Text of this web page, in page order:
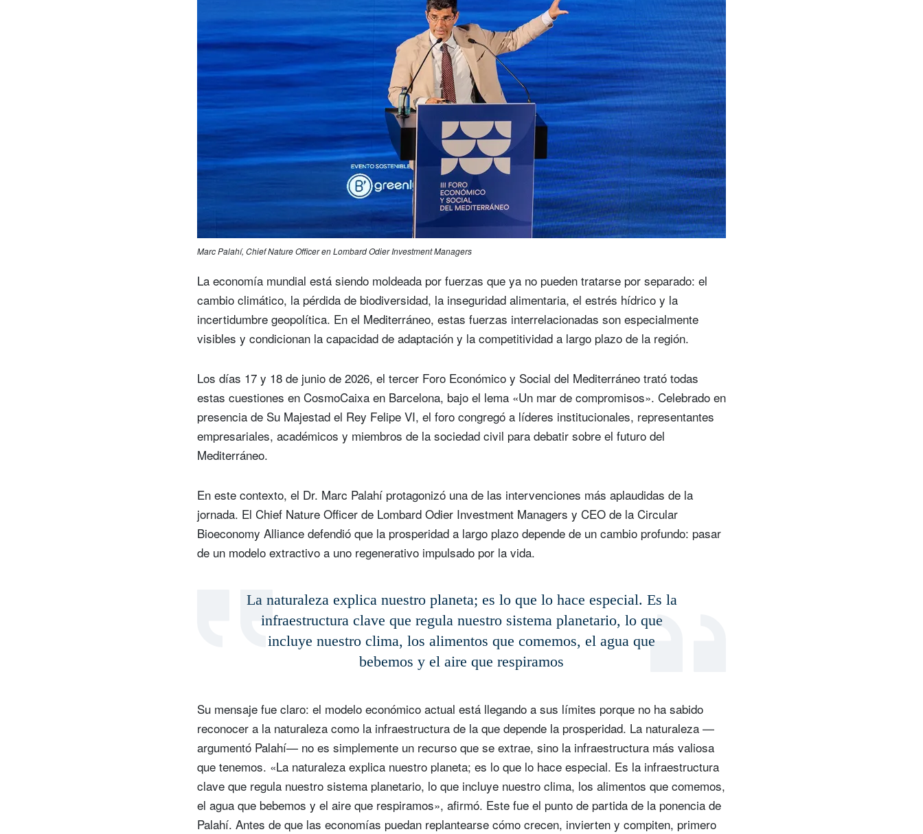
Marc Palahí, Chief Nature Officer en Lombard Odier Investment Managers
La economía mundial está siendo moldeada por fuerzas que ya no pueden tratarse por separado: el
cambio climático, la pérdida de biodiversidad, la inseguridad alimentaria, el estrés hídrico y la
incertidumbre geopolítica. En el Mediterráneo, estas fuerzas interrelacionadas son especialmente
visibles y condicionan la capacidad de adaptación y la competitividad a largo plazo de la región.
Los días 17 y 18 de junio de 2026, el tercer Foro Económico y Social del Mediterráneo trató todas
estas cuestiones en CosmoCaixa en Barcelona, bajo el lema «Un mar de compromisos». Celebrado en
presencia de Su Majestad el Rey Felipe VI, el foro congregó a líderes institucionales, representantes
empresariales, académicos y miembros de la sociedad civil para debatir sobre el futuro del
Mediterráneo.
En este contexto, el Dr. Marc Palahí protagonizó una de las intervenciones más aplaudidas de la
jornada. El Chief Nature Officer de Lombard Odier Investment Managers y CEO de la Circular
Bioeconomy Alliance defendió que la prosperidad a largo plazo depende de un cambio profundo: pasar
de un modelo extractivo a uno regenerativo impulsado por la vida.
La naturaleza explica nuestro planeta; es lo que lo hace especial. Es la
infraestructura clave que regula nuestro sistema planetario, lo que
incluye nuestro clima, los alimentos que comemos, el agua que
bebemos y el aire que respiramos
Su mensaje fue claro: el modelo económico actual está llegando a sus límites porque no ha sabido
reconocer a la naturaleza como la infraestructura de la que depende la prosperidad. La naturaleza —
argumentó Palahí— no es simplemente un recurso que se extrae, sino la infraestructura más valiosa
que tenemos. «La naturaleza explica nuestro planeta; es lo que lo hace especial. Es la infraestructura
clave que regula nuestro sistema planetario, lo que incluye nuestro clima, los alimentos que comemos,
el agua que bebemos y el aire que respiramos», afirmó. Este fue el punto de partida de la ponencia de
Palahí. Antes de que las economías puedan replantearse cómo crecen, invierten y compiten, primero